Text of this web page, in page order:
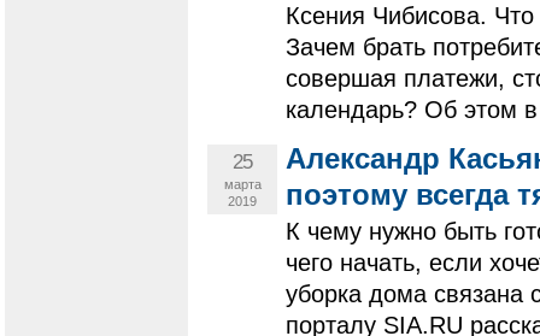
Ксения Чибисова.
Зачем брать
совершая платежи,
календарь? Об этом
25
марта
2019
Александр
поэтому всегда
К чему нужно быть
чего начать, если
уборка дома связана
порталу SIA.RU